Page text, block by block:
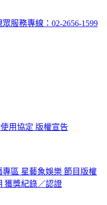
眾服務專線：02-2656-1599
用協定 版權宣告
專區 星藝象娛樂 節目版權
獲獎紀錄／認證